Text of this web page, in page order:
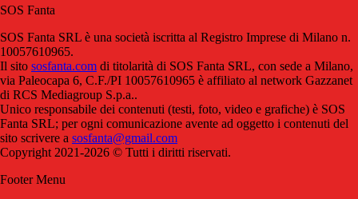
SOS Fanta
SOS Fanta SRL è una società iscritta al Registro Imprese di Milano n.
10057610965.
Il sito sosfanta.com di titolarità di SOS Fanta SRL, con sede a Milano,
via Paleocapa 6, C.F./PI 10057610965 è affiliato al network Gazzanet
di RCS Mediagroup S.p.a..
Unico responsabile dei contenuti (testi, foto, video e grafiche) è SOS
Fanta SRL; per ogni comunicazione avente ad oggetto i contenuti del
sito scrivere a sosfanta@gmail.com
Copyright 2021-2026 © Tutti i diritti riservati.
Footer Menu